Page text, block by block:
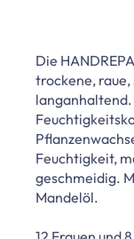
Die
trockene,
Feuchtigkeit,
geschmeidig.
Mandelöl.